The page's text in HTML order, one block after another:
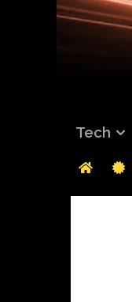
Tech